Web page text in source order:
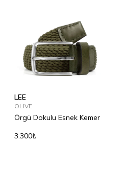
LEE
OLIVE
Örgü Dokulu Esnek Kemer
3.300₺